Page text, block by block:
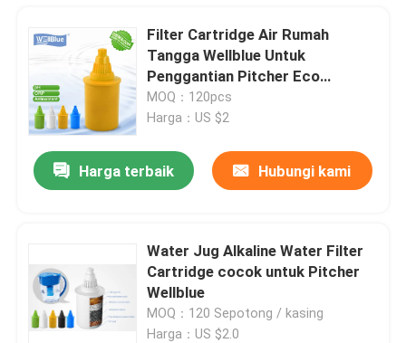
Filter Cartridge Air Rumah
Tangga Wellblue Untuk
Penggantian Pitcher Eco
Friendly
MOQ：120pcs
Harga：US $2
Harga terbaik Hubungi kami
Water Jug Alkaline Water Filter
Cartridge cocok untuk Pitcher
Wellblue
MOQ：120 Sepotong / kasing
Harga：US $2.0